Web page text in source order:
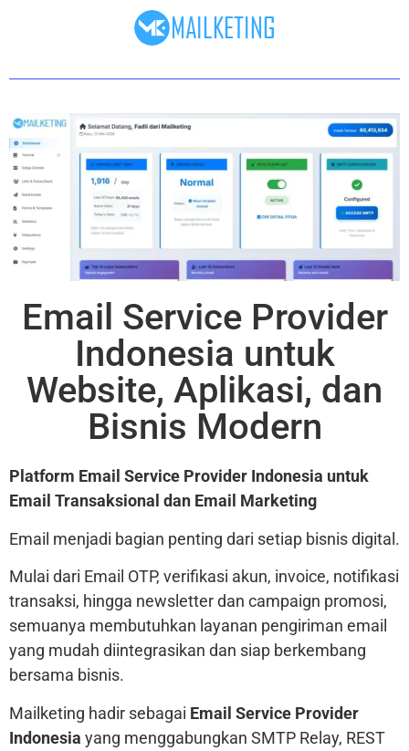
Email Service Provider
Indonesia untuk
Website, Aplikasi, dan
Bisnis Modern
Platform Email Service Provider Indonesia untuk
Email Transaksional dan Email Marketing
Email menjadi bagian penting dari setiap bisnis digital.
Mulai dari Email OTP, verifikasi akun, invoice, notifikasi
transaksi, hingga newsletter dan campaign promosi,
semuanya membutuhkan layanan pengiriman email
yang mudah diintegrasikan dan siap berkembang
bersama bisnis.
Mailketing hadir sebagai Email Service Provider
Indonesia yang menggabungkan SMTP Relay, REST